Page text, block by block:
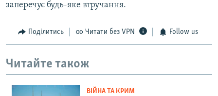
заперечує будь-яке втручання.
Поділитись Читати без VPN Follow us
Читайте також
ВІЙНА ТА КРИМ